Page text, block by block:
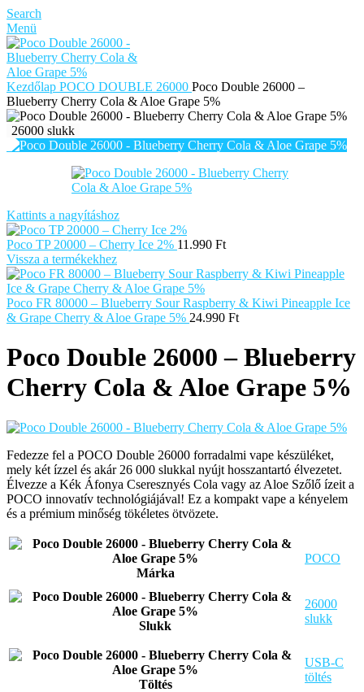
Search
Menü
Kezdőlap POCO DOUBLE 26000 Poco Double 26000 –
Blueberry Cherry Cola & Aloe Grape 5%
26000 slukk
Kattints a nagyításhoz
Poco TP 20000 – Cherry Ice 2% 11.990 Ft
Vissza a termékekhez
Poco FR 80000 – Blueberry Sour Raspberry & Kiwi Pineapple Ice
& Grape Cherry & Aloe Grape 5% 24.990 Ft
Poco Double 26000 – Blueberry
Cherry Cola & Aloe Grape 5%
Fedezze fel a POCO Double 26000 forradalmi vape készüléket,
mely két ízzel és akár 26 000 slukkal nyújt hosszantartó élvezetet.
Élvezze a Kék Áfonya Cseresznyés Cola vagy az Aloe Szőlő ízeit a
POCO innovatív technológiájával! Ez a kompakt vape a kényelem
és a prémium minőség tökéletes ötvözete.
Márka
POCO
Slukk
26000
slukk
Töltés
USB-C
töltés